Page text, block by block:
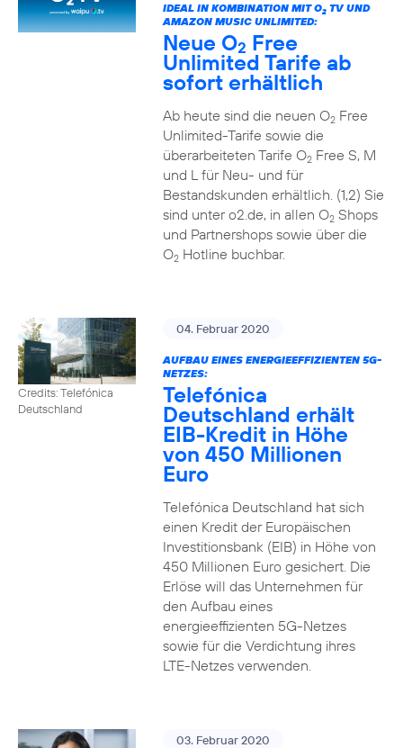
IDEAL IN KOMBINATION MIT O2TV UND
AMAZON MUSIC UNLIMITED:
Neue O2 Free
Unlimited Tarife ab
sofort erhältlich
Ab heute sind die neuen O2Free
Unlimited-Tarife sowie die
überarbeiteten Tarife O2Free S, M
und L für Neu- und für
Bestandskunden erhältlich. (1,2) Sie
sind unter o2.de, in allen O2Shops
und Partnershops sowie über die
O2Hotline buchbar.
Credits: Telefónica
Deutschland
04. Februar 2020
AUFBAU EINES ENERGIEEFFIZIENTEN 5G-
NETZES:
Telefónica
Deutschland erhält
EIB-Kredit in Höhe
von 450 Millionen
Euro
Telefónica Deutschland hat sich
einen Kredit der Europäischen
Investitionsbank (EIB) in Höhe von
450 Millionen Euro gesichert. Die
Erlöse will das Unternehmen für
den Aufbau eines
energieeffizienten 5G-Netzes
sowie für die Verdichtung ihres
LTE-Netzes verwenden.
03. Februar 2020